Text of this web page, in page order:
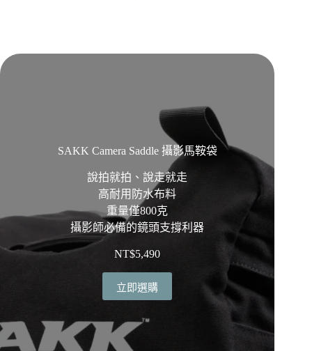
SAKK Camera Saddle 攝影馬鞍袋
說拍就拍、說走就走
高耐用防水布料
重量僅800克
攝影師必備的鏡頭支撐利器
NT$5,490
立即選購